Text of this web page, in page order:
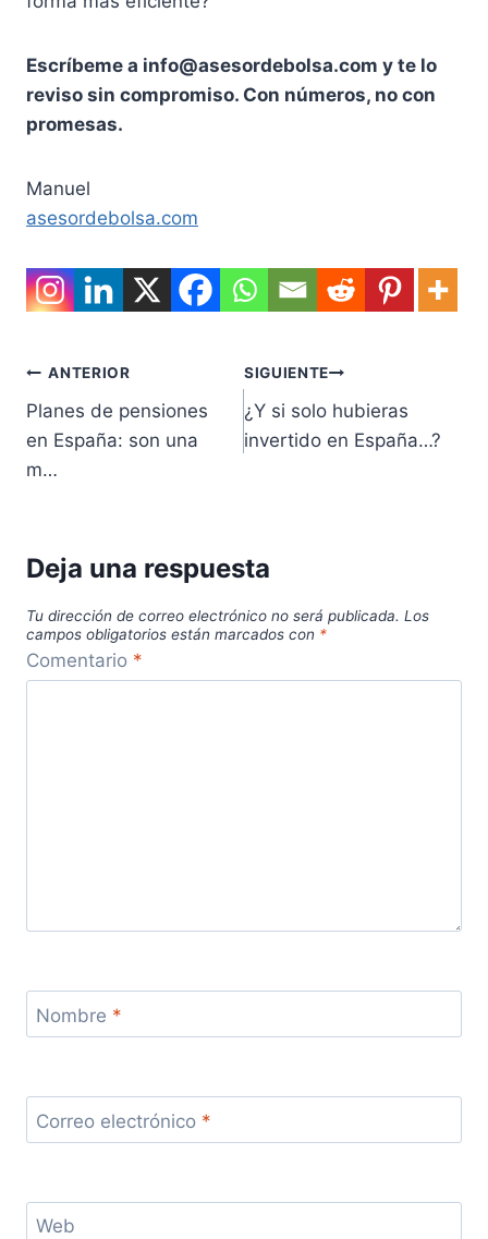
Escríbeme a info@asesordebolsa.com y te lo
reviso sin compromiso. Con números, no con
promesas.
Manuel
asesordebolsa.com
Navegación
de
entradas
ANTERIOR
Planes de pensiones
en España: son una
m…
SIGUIENTE
¿Y si solo hubieras
invertido en España…?
Deja una respuesta
Tu dirección de correo electrónico no será publicada. Los
campos obligatorios están marcados con *
Comentario *
Nombre *
Correo electrónico *
Web